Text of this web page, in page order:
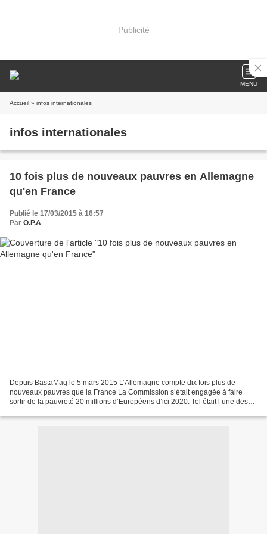
Publicité
MENU
Accueil » infos internationales
infos internationales
10 fois plus de nouveaux pauvres en Allemagne
qu'en France
Publié le 17/03/2015 à 16:57
Par O.P.A
Depuis BastaMag le 5 mars 2015 L’Allemagne compte dix fois plus de
nouveaux pauvres que la France La Commission s’était engagée à faire
sortir de la pauvreté 20 millions d’Européens d’ici 2020. Tel était l’une des